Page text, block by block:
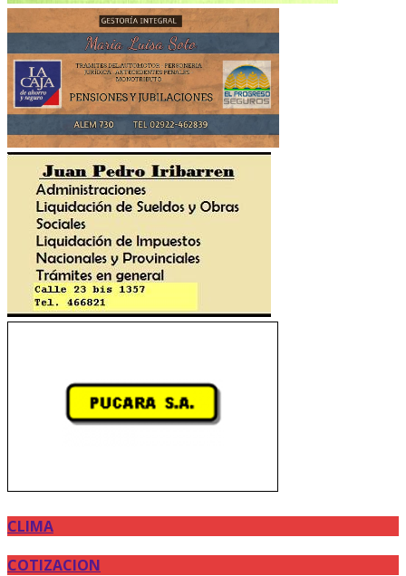
CLIMA
COTIZACION